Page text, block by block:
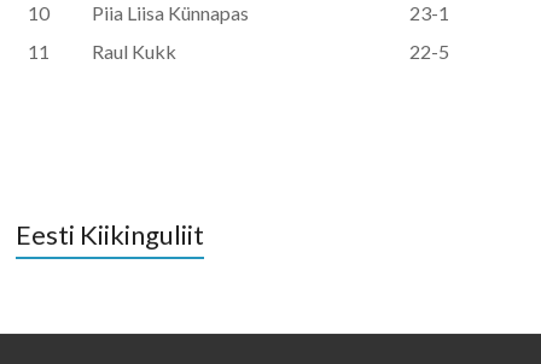
10
Piia Liisa Künnapas
23-1
11
Raul Kukk 22-5
Eesti Kiikinguliit